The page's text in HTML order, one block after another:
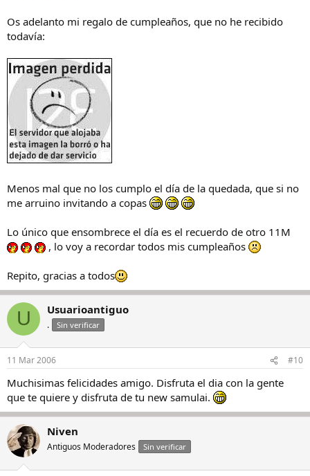
Os adelanto mi regalo de cumpleaños, que no he recibido
todavía:
Menos mal que no los cumplo el día de la quedada, que si no
me arruino invitando a copas
Lo único que ensombrece el día es el recuerdo de otro 11M
, lo voy a recordar todos mis cumpleaños
Repito, gracias a todos
U Usuarioantiguo
. Sin verificar
11 Mar 2006 #10
Muchisimas felicidades amigo. Disfruta el dia con la gente
que te quiere y disfruta de tu new samulai.
Niven
Antiguos Moderadores Sin verificar